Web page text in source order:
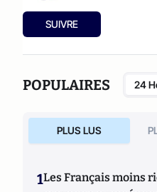
SUIVRE
POPULAIRES 24
PLUS LUS
1Les Français moins